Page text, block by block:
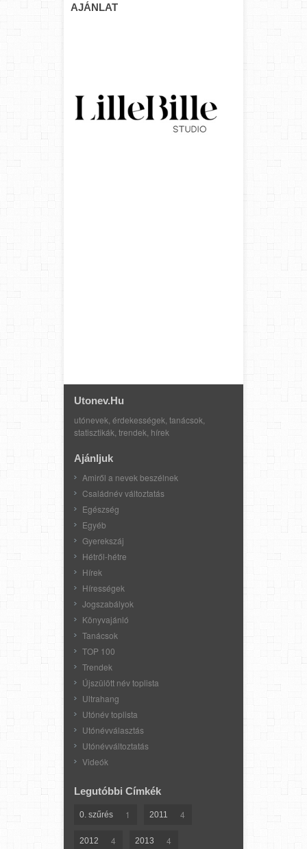
AJÁNLAT
Utonev.hu
utónevek, érdekességek, tanácsok,
statisztikák, trendek, hírek
Ajánljuk
Amiről a nevek beszélnek
Családnév változtatás
Egészség
Egyéb
Gyerekszáj
Hétről-hétre
Hírek
Hírességek
Jogszabályok
Könyvajánló
Tanácsok
TOP 100
Trendek
Újszülött név toplista
Ultrahang
Utónév toplista
Utónévválasztás
Utónévváltoztatás
Videók
Legutóbbi Címkék
0. szűrés 1 2011 4
2012 4 2013 4